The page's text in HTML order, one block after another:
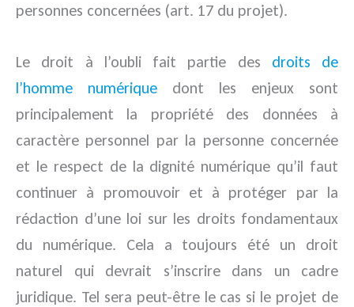
personnes concernées (art. 17 du projet).
Le droit à l’oubli fait partie des droits de
l’homme numérique dont les enjeux sont
principalement la propriété des données à
caractère personnel par la personne concernée
et le respect de la dignité numérique qu’il faut
continuer à promouvoir et à protéger par la
rédaction d’une loi sur les droits fondamentaux
du numérique. Cela a toujours été un droit
naturel qui devrait s’inscrire dans un cadre
juridique. Tel sera peut-être le cas si le projet de